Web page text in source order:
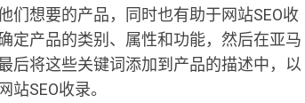
们想要的产品，同时也有助于网站SEO收
定产品的类别、属性和功能，然后在亚马
后将这些关键词添加到产品的描述中，以
SEO收录。